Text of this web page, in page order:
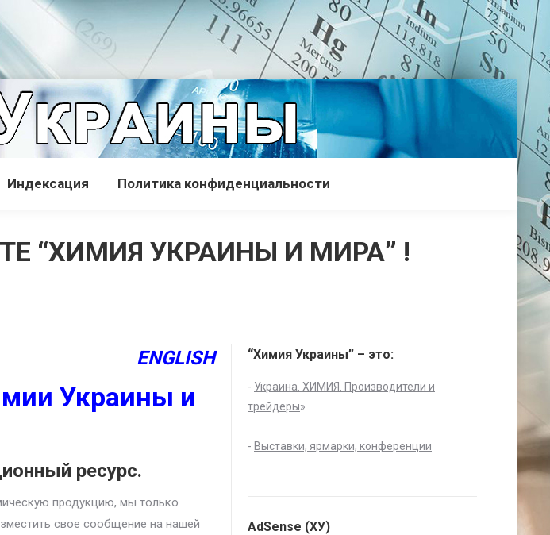
Индексация Политика конфиденциальности
“ХИМИЯ УКРАИНЫ И МИРА” !
ENGLISH
Украины и
ресурс.
продукцию, мы только
свое сообщение на нашей
“Химия Украины” – это:
- Украина. ХИМИЯ. Производители и
трейдеры»
- Выставки, ярмарки, конференции
AdSense (ХУ)